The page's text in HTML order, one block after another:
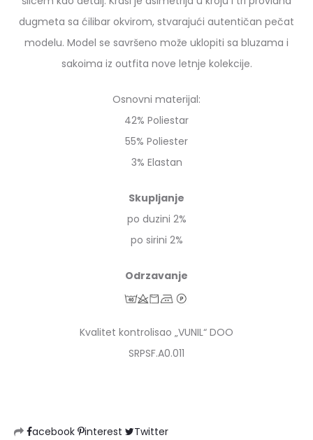
dugmeta sa ćilibar okvirom, stvarajući autentičan pečat
modelu. Model se savršeno može uklopiti sa bluzama i
sakoima iz outfita nove letnje kolekcije.
Osnovni materijal:
42% Poliestar
55% Poliester
3% Elastan
Skupljanje
po duzini 2%
po sirini 2%
Odrzavanje
Kvalitet kontrolisao „VUNIL“ DOO
SRPSF.A0.011
acebook interest Twitter